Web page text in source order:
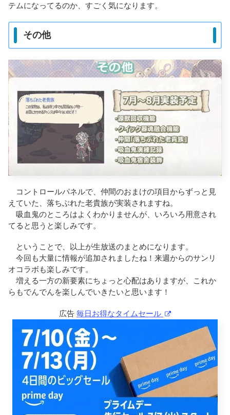
テムになってるのか、すごく気になります。
その他
コントロールパネルで、仲間のおまけの項目からずっと見
えていた、落ちぶれた老貴族が実装されますね。
吸血鬼のところはよくわかりませんが、いろいろ用意され
てると思うと楽しみです。
ということで、以上が生放送のまとめになります。
今回も大量に情報が追加されましたね！来週からのサンリ
オコラボも楽しみです。
増える一方の新要素にちょっと心配はありますが、これか
らもでんでんを楽しんでいきたいと思います！
広告 毎日お得なタイムセール